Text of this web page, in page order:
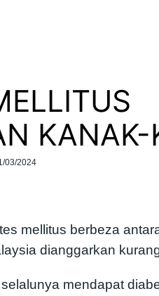
03/2024
mellitus berbeza
dianggarkan
mendapat